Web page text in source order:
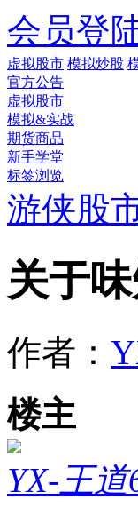
会员登
虚拟股市 模拟炒股
官方公告
虚拟股市
模拟&实战
期货商品
新手学堂
标签浏览
游侠股
关于
作者：
楼主
YX-王道